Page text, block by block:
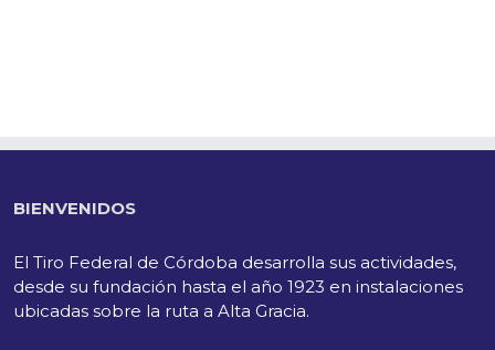
BIENVENIDOS
El Tiro Federal de Córdoba desarrolla sus actividades,
desde su fundación hasta el año 1923 en instalaciones
ubicadas sobre la ruta a Alta Gracia.